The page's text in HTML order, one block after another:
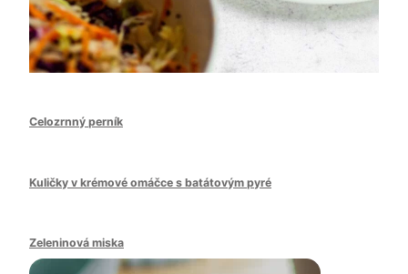
Celozrnný perník
Kuličky v krémové omáčce s batátovým pyré
Zeleninová miska